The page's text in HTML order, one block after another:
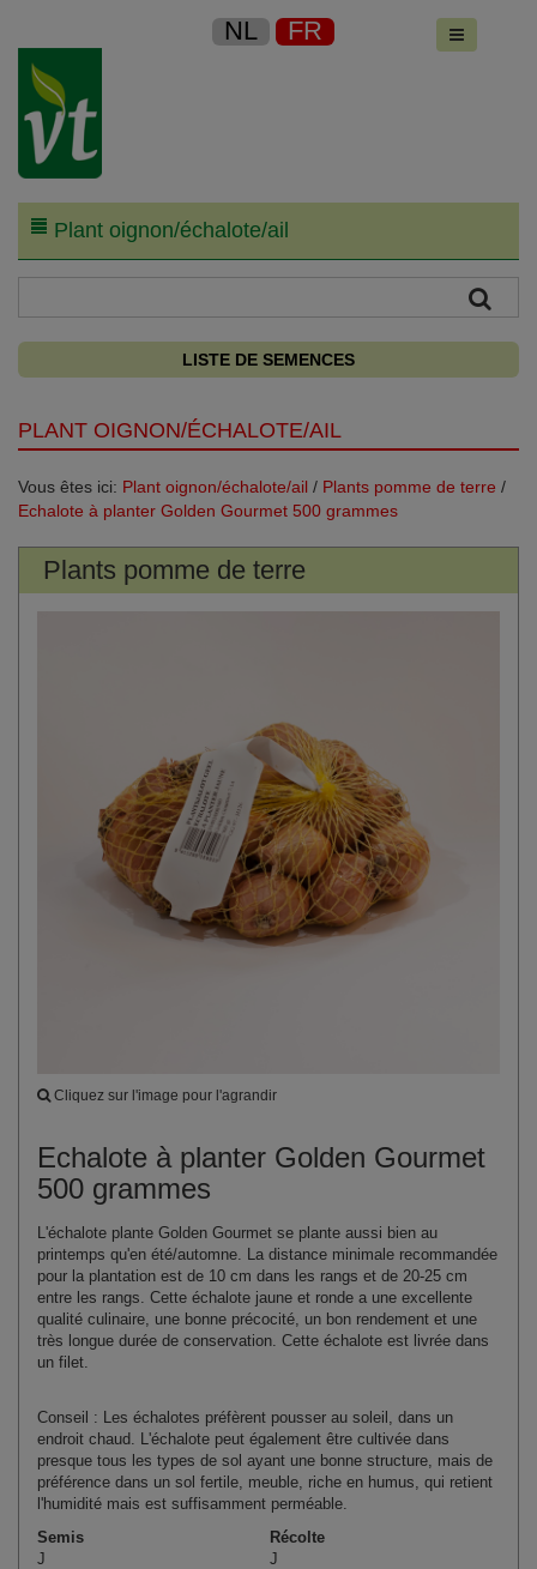
NL FR
Plant oignon/échalote/ail
LISTE DE SEMENCES
PLANT OIGNON/ÉCHALOTE/AIL
Vous êtes ici: Plant oignon/échalote/ail / Plants pomme de terre /
Echalote à planter Golden Gourmet 500 grammes
Plants pomme de terre
Cliquez sur l'image pour l'agrandir
Echalote à planter Golden Gourmet
500 grammes
L'échalote plante Golden Gourmet se plante aussi bien au
printemps qu'en été/automne. La distance minimale recommandée
pour la plantation est de 10 cm dans les rangs et de 20-25 cm
entre les rangs. Cette échalote jaune et ronde a une excellente
qualité culinaire, une bonne précocité, un bon rendement et une
très longue durée de conservation. Cette échalote est livrée dans
un filet.
Conseil : Les échalotes préfèrent pousser au soleil, dans un
endroit chaud. L'échalote peut également être cultivée dans
presque tous les types de sol ayant une bonne structure, mais de
préférence dans un sol fertile, meuble, riche en humus, qui retient
l'humidité mais est suffisamment perméable.
Semis
Récolte
J
J